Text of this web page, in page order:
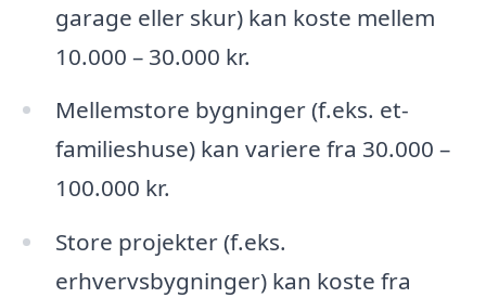
garage eller skur) kan koste mellem
10.000 – 30.000 kr.
Mellemstore bygninger (f.eks. et-
familieshuse) kan variere fra 30.000 –
100.000 kr.
Store projekter (f.eks.
erhvervsbygninger) kan koste fra